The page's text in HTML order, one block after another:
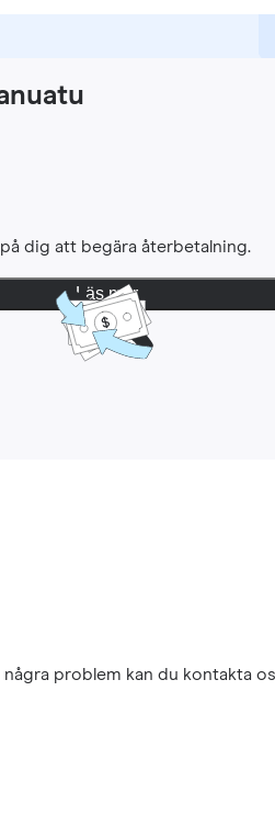
på dig att begära återbetalning.
Läs mer
problem kan du kontakta